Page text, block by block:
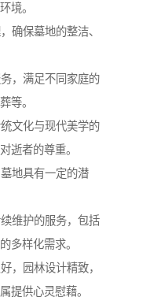
境。
确保墓地的整洁、
，满足不同家庭的
等。
文化与现代美学的
逝者的尊重。
地具有一定的潜
维护的服务，包括
多样化需求。
，园林设计精致，
提供心灵慰藉。